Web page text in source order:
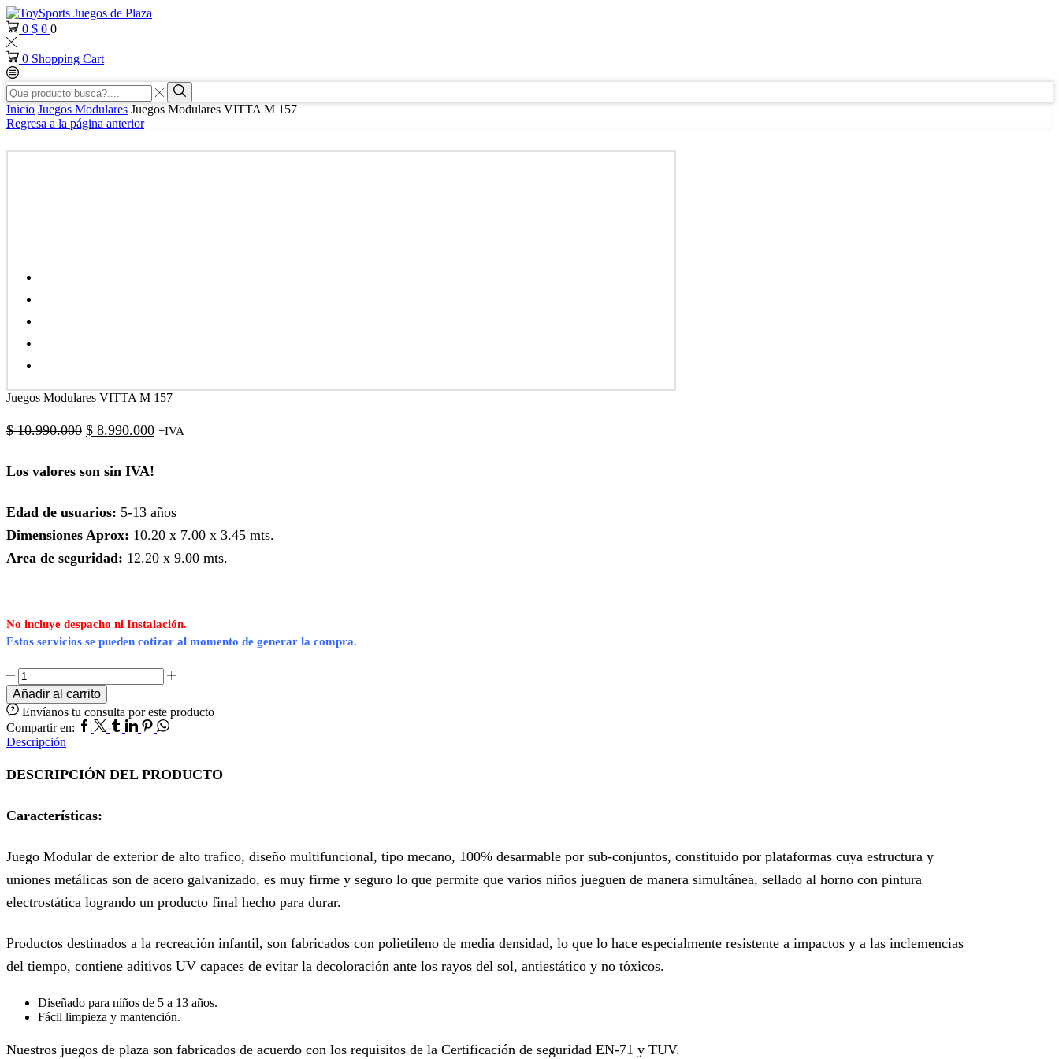
0 $ 0 0
0 Shopping Cart
Search
input
Search
Inicio Juegos Modulares Juegos Modulares VITTA M 157
Regresa a la página anterior
Juegos Modulares VITTA M 157
$10.990.000 El
original
$ 10.990.000.
$ 8.990.000El
$ 8.990.000.
+IVA
Los valores son sin IVA!
Edad de usuarios: 5-13 años
Dimensiones Aprox: 10.20 x 7.00 x 3.45 mts.
Area de seguridad: 12.20 x 9.00 mts.
No incluye despacho ni Instalación.
Estos servicios se pueden cotizar al momento de generar la compra.
Juegos
Modulares
VITTA
M
157
cantidad
Añadir al carrito
Envíanos tu consulta por este producto
Compartir en: Facebook
TwitterTumblr
Linkedin
Pinterest
Whatsapp
Descripción
DESCRIPCIÓN DEL PRODUCTO
Características:
Juego Modular de exterior de alto trafico, diseño multifuncional, tipo mecano, 100% desarmable por sub-conjuntos, constituido por plataformas cuya estructura y
uniones metálicas son de acero galvanizado, es muy firme y seguro lo que permite que varios niños jueguen de manera simultánea, sellado al horno con pintura
electrostática logrando un producto final hecho para durar.
Productos destinados a la recreación infantil, son fabricados con polietileno de media densidad, lo que lo hace especialmente resistente a impactos y a las inclemencias
del tiempo, contiene aditivos UV capaces de evitar la decoloración ante los rayos del sol, antiestático y no tóxicos.
Diseñado para niños de 5 a 13 años.
Fácil limpieza y mantención.
Nuestros juegos de plaza son fabricados de acuerdo con los requisitos de la Certificación de seguridad EN-71 y TUV.